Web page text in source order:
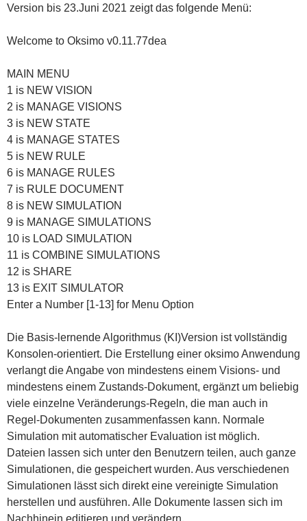
Version bis 23.Juni 2021 zeigt das folgende Menü:
Welcome to Oksimo v0.11.77dea
MAIN MENU
1 is NEW VISION
2 is MANAGE VISIONS
3 is NEW STATE
4 is MANAGE STATES
5 is NEW RULE
6 is MANAGE RULES
7 is RULE DOCUMENT
8 is NEW SIMULATION
9 is MANAGE SIMULATIONS
10 is LOAD SIMULATION
11 is COMBINE SIMULATIONS
12 is SHARE
13 is EXIT SIMULATOR
Enter a Number [1-13] for Menu Option
Die Basis-lernende Algorithmus (KI)Version ist vollständig
Konsolen-orientiert. Die Erstellung einer oksimo Anwendung
verlangt die Angabe von mindestens einem Visions- und
mindestens einem Zustands-Dokument, ergänzt um beliebig
viele einzelne Veränderungs-Regeln, die man auch in
Regel-Dokumenten zusammenfassen kann. Normale
Simulation mit automatischer Evaluation ist möglich.
Dateien lassen sich unter den Benutzern teilen, auch ganze
Simulationen, die gespeichert wurden. Aus verschiedenen
Simulationen lässt sich direkt eine vereinigte Simulation
herstellen und ausführen. Alle Dokumente lassen sich im
Nachhinein editieren und verändern.